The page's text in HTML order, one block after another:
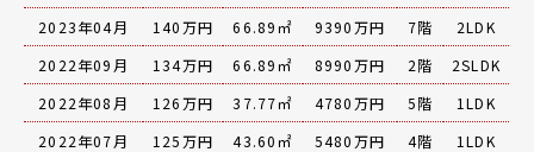
2023年04月
140万円 66.89㎡ 9390万円 7階
2LDK
2022年09月
134万円 66.89㎡ 8990万円 2階
2SLDK
2022年08月
126万円 37.77㎡ 4780万円 5階
1LDK
2022年07月
125万円 43.60㎡ 5480万円 4階
1LDK